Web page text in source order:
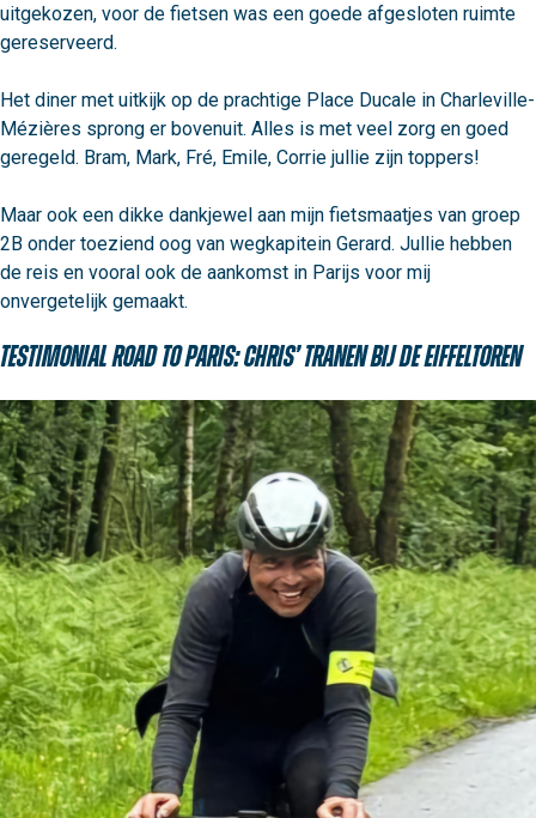
uitgekozen, voor de fietsen was een goede afgesloten ruimte
gereserveerd.
Het diner met uitkijk op de prachtige Place Ducale in Charleville-
Mézières sprong er bovenuit. Alles is met veel zorg en goed
geregeld. Bram, Mark, Fré, Emile, Corrie jullie zijn toppers!
Maar ook een dikke dankjewel aan mijn fietsmaatjes van groep
2B onder toeziend oog van wegkapitein Gerard. Jullie hebben
de reis en vooral ook de aankomst in Parijs voor mij
onvergetelijk gemaakt.
Testimonial Road to Paris: Chris’ tranen bij de Eiffeltoren